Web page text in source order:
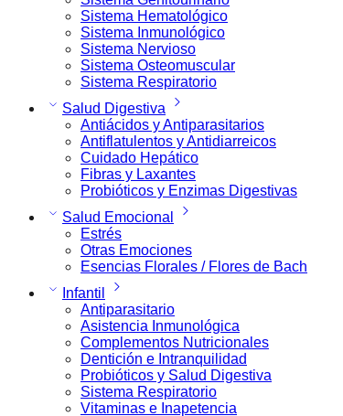
Sistema Hematológico
Sistema Inmunológico
Sistema Nervioso
Sistema Osteomuscular
Sistema Respiratorio
Salud Digestiva
Antiácidos y Antiparasitarios
Antiflatulentos y Antidiarreicos
Cuidado Hepático
Fibras y Laxantes
Probióticos y Enzimas Digestivas
Salud Emocional
Estrés
Otras Emociones
Esencias Florales / Flores de Bach
Infantil
Antiparasitario
Asistencia Inmunológica
Complementos Nutricionales
Dentición e Intranquilidad
Probióticos y Salud Digestiva
Sistema Respiratorio
Vitaminas e Inapetencia